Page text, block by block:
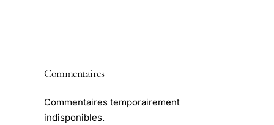
Commentaires
Commentaires temporairement
indisponibles.